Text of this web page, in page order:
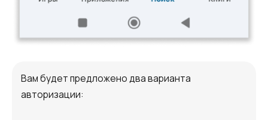
Вам будет предложено два варианта
авторизации: